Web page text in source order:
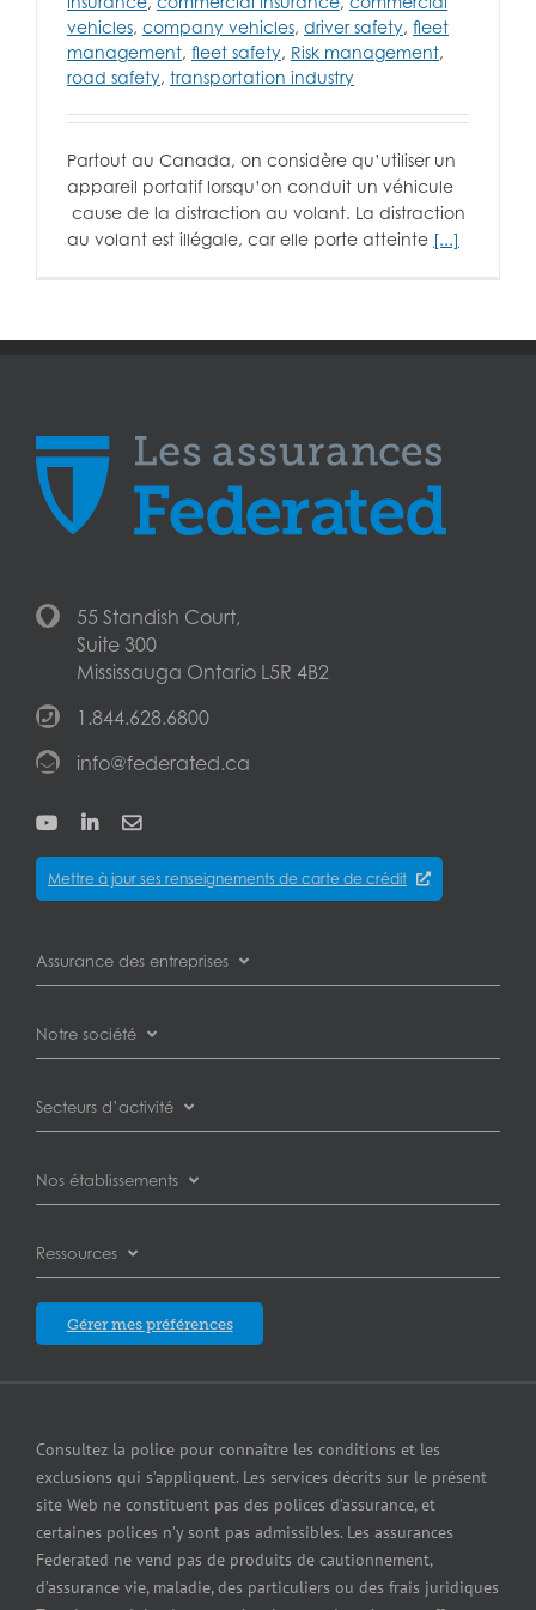
vehicles, company vehicles, driver safety, fleet
management, fleet safety, Risk management,
road safety, transportation industry
Partout au Canada, on considère qu’utiliser un
appareil portatif lorsqu’on conduit un véhicule
cause de la distraction au volant. La distraction
au volant est illégale, car elle porte atteinte [...]
55 Standish Court,
Suite 300
Mississauga Ontario L5R 4B2
1.844.628.6800
info@federated.ca
Mettre à jour ses renseignements de carte de crédit
Assurance des entreprises
Assurance des pertes d’exploitation
Assurance de la responsabilité civile des entreprises
Assurance des biens des entreprises
Assurance des cyberrisques
Assurance responsabilité en cas de pollution
Notre société
Partenaires
Carrières
À propos des Assurances Federated
Qui sommes-nous?
Communiquer avec nous
Insurers
Centre de presse
Secteurs d’activité
Assurance pour plombiers
Assurance pour concessionnaires d’équipement
Assurance pour épiceries
Assurance pour fabricants
Assurance pour grossistes et détaillants
Nos établissements
Calgary
Ressources
Blogue
Gérer mes préférences
Consultez la police pour connaître les conditions et les
exclusions qui s’appliquent. Les services décrits sur le présent
site Web ne constituent pas des polices d’assurance, et
certaines polices n’y sont pas admissibles. Les assurances
Federated ne vend pas de produits de cautionnement,
d’assurance vie, maladie, des particuliers ou des frais juridiques